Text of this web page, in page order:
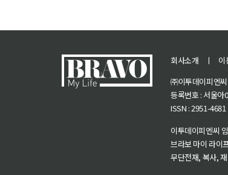
회사소개 ㅣ 이
㈜이투데이피엔
등록번호 : 서울아
ISSN : 2951-4681
이투데이피엔씨
브라보 마이 라이
무단전재, 복사,